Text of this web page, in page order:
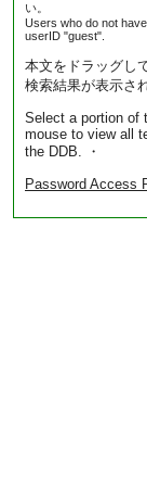
い。
Users who do not
userID "guest".
本文をドラッグし
検索結果が表示さ
Select a portion of
mouse to view all
the DDB. ・
Password Access